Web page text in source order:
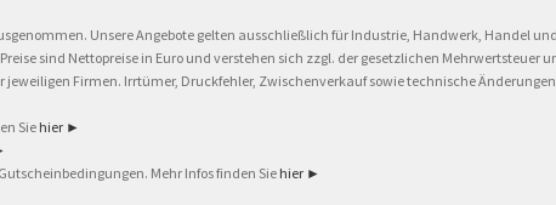
Unsere Angebote gelten ausschließlich für Industrie, Handwerk, Handel
sind Nettopreise in Euro und verstehen sich zzgl. der gesetzlichen
jeweiligen Firmen. Irrtümer, Druckfehler, Zwischenverkauf sowie technische
Sie hier ►
Mehr Infos finden Sie hier ►